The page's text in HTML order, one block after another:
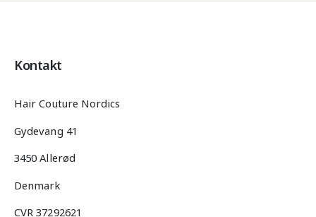
Kontakt
Hair Couture Nordics
Gydevang 41
3450 Allerød
Denmark
CVR 37292621